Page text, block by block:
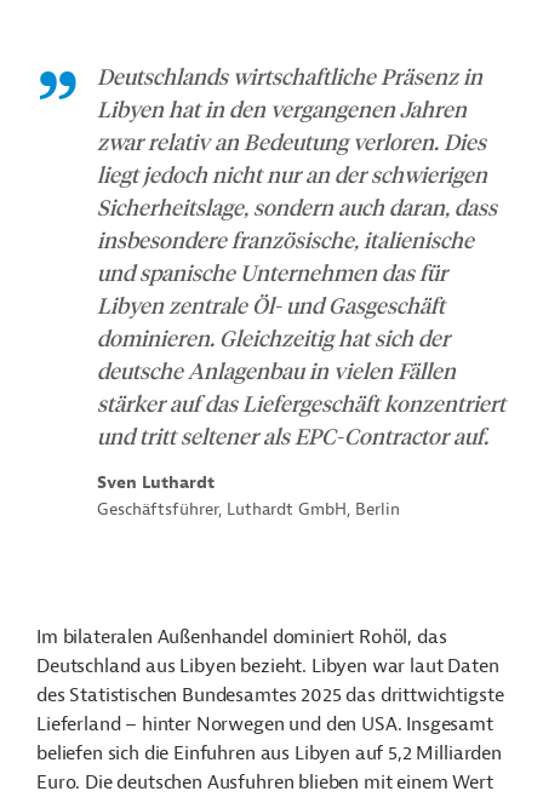
Deutschlands wirtschaftliche Präsenz in
Libyen hat in den vergangenen Jahren
zwar relativ an Bedeutung verloren. Dies
liegt jedoch nicht nur an der schwierigen
Sicherheitslage, sondern auch daran, dass
insbesondere französische, italienische
und spanische Unternehmen das für
Libyen zentrale Öl- und Gasgeschäft
dominieren. Gleichzeitig hat sich der
deutsche Anlagenbau in vielen Fällen
stärker auf das Liefergeschäft konzentriert
und tritt seltener als EPC-Contractor auf.
Sven Luthardt
Geschäftsführer, Luthardt GmbH, Berlin
Im bilateralen Außenhandel dominiert Rohöl, das
Deutschland aus Libyen bezieht. Libyen war laut Daten
des Statistischen Bundesamtes 2025 das drittwichtigste
Lieferland – hinter Norwegen und den USA. Insgesamt
beliefen sich die Einfuhren aus Libyen auf 5,2 Milliarden
Euro. Die deutschen Ausfuhren blieben mit einem Wert